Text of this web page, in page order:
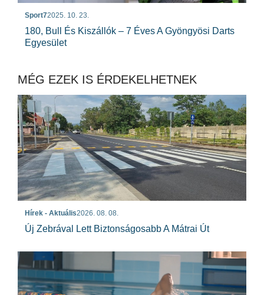
Sport72025. 10. 23.
180, Bull És Kiszállók – 7 Éves A Gyöngyösi Darts
Egyesület
MÉG EZEK IS ÉRDEKELHETNEK
Hírek - Aktuális2026. 08. 08.
Új Zebrával Lett Biztonságosabb A Mátrai Út